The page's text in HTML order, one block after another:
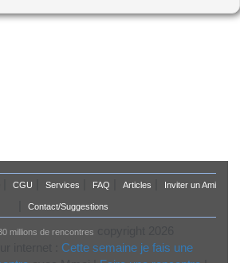
| CGU Services FAQ Articles Inviter un Ami
Contact/Suggestions
millions de rencontres
Cette semaine je fais une